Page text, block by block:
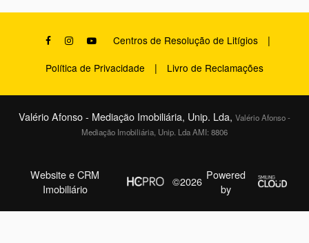
Centros de Resolução de Litígios |
Política de Privacidade | Livro de Reclamações
Valério Afonso - Mediação Imobiliária, Unip. Lda, Valério Afonso -
Mediação Imobiliária, Unip. Lda AMI: 8806
Website e CRM
Imobiliário
©2026 Powered
by